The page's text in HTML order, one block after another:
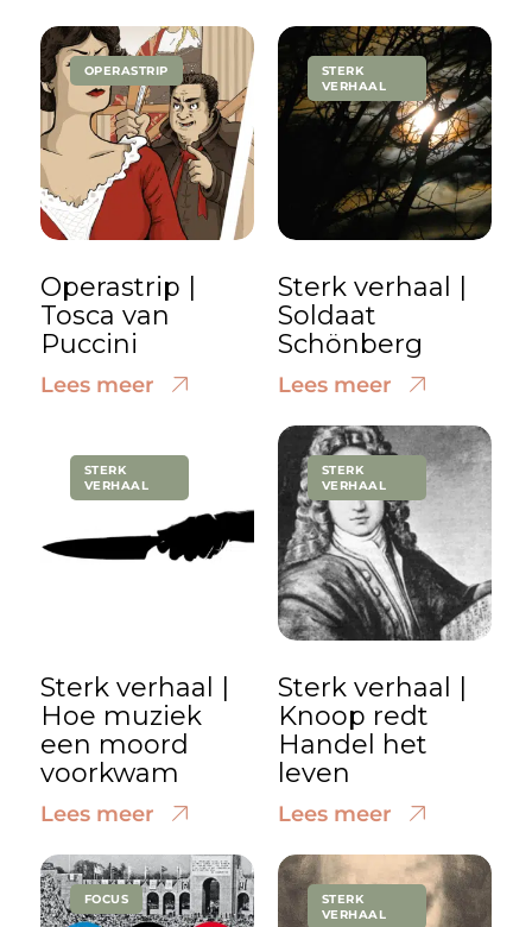
OPERASTRIP
Operastrip |
Tosca van
Puccini
Lees meer
STERK
VERHAAL
Sterk verhaal |
Soldaat
Schönberg
Lees meer
STERK
VERHAAL
Sterk verhaal |
Hoe muziek
een moord
voorkwam
Lees meer
STERK
VERHAAL
Sterk verhaal |
Knoop redt
Handel het
leven
Lees meer
FOCUS
STERK
VERHAAL